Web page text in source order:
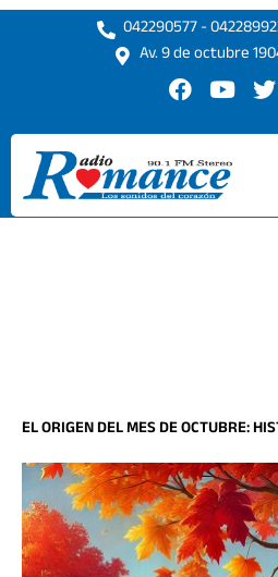
Ir
042290577 -
Av. 9 de octubre
F
c
e
b
o
o
Y
u
t
u
b
e
T
i
r
EL ORIGEN DEL MES DE OCTUBRE: